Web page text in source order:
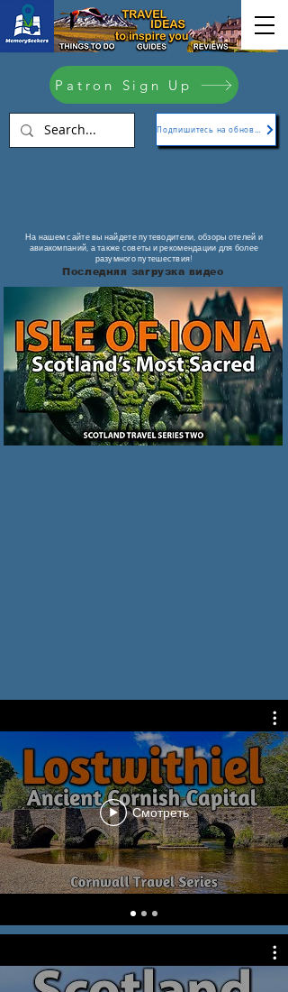
Patron Sign Up
На нашем сайте вы найдете путеводители, обзоры отелей и
авиакомпаний, а также советы и рекомендации для более
разумного путешествия!
Последняя загрузка видео
Смотреть